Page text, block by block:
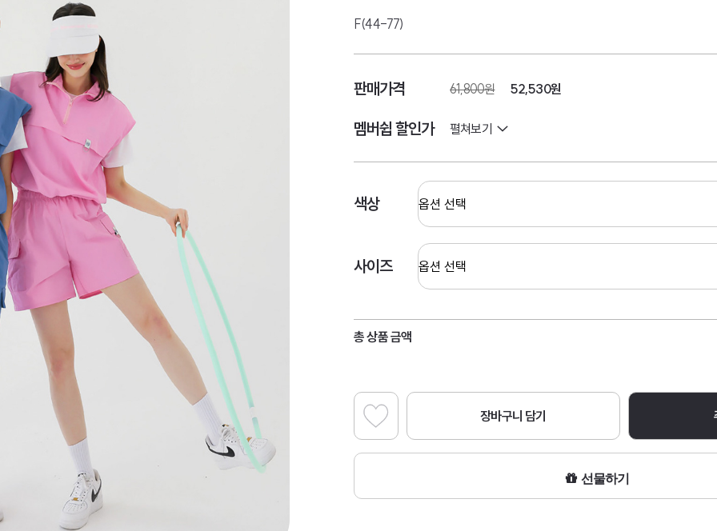
F(44-77)
판매가격 61,800원 52,530원
멤버쉽 할인가 펼쳐보기
색상
사이즈
총 상품 금액
장바구니 담기
선물하기